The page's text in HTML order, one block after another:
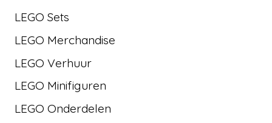
LEGO Sets
LEGO Merchandise
LEGO Verhuur
LEGO Minifiguren
LEGO Onderdelen